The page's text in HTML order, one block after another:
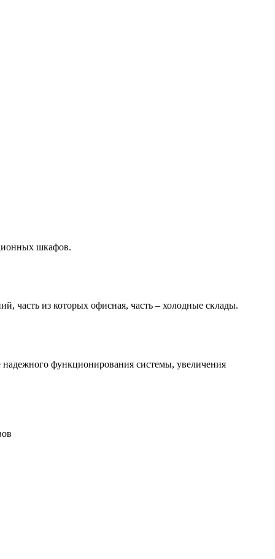
шкафов.
часть из которых офисная, часть – холодные склады.
надежного функционирования системы, увеличения